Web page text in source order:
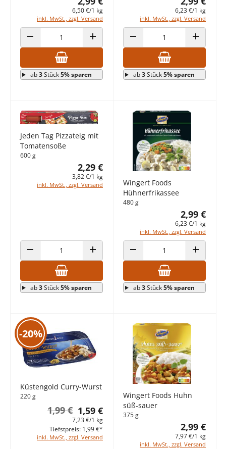
6,50 €/1 kg
inkl. MwSt., zzgl. Versand
ANZAHL VERRINGERN ANZAHL ERHÖHEN
ab3Stück5% sparen
6,23 €/1 kg
inkl. MwSt., zzgl. Versand
ANZAHL VERRINGERN ANZAHL
ab3Stück5% sparen
Jeden Tag Pizzateig mit
Tomatensoße
600 g
2,29 €
3,82 €/1 kg
inkl. MwSt., zzgl. Versand
ANZAHL VERRINGERN ANZAHL ERHÖHEN
ab3Stück5% sparen
Wingert Foods
Hühnerfrikassee
480 g
2,99 €
6,23 €/1 kg
inkl. MwSt., zzgl. Versand
ANZAHL VERRINGERN ANZAHL
ab3Stück5% sparen
-20%
Küstengold Curry-Wurst
220 g
1,59 €
1,99 €
7,23 €/1 kg
inkl. MwSt., zzgl. Versand
Tiefstpreis: 1,99 €*
Wingert Foods Huhn
süß-sauer
375 g
2,99 €
7,97 €/1 kg
inkl. MwSt., zzgl. Versand